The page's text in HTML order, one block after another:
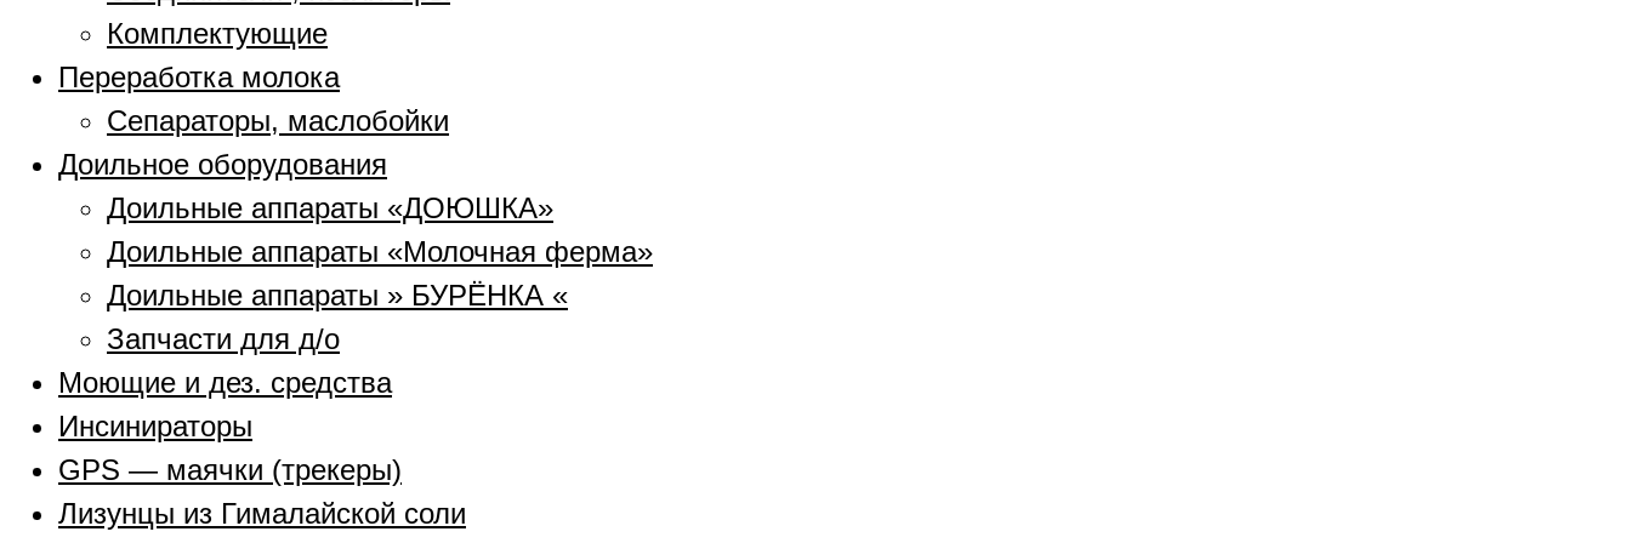
Комплектующие
Переработка молока
Сепараторы, маслобойки
Доильное оборудования
Доильные аппараты «ДОЮШКА»
Доильные аппараты «Молочная ферма»
Доильные аппараты » БУРЁНКА «
Запчасти для д/о
Моющие и дез. средства
Инсинираторы
GPS — маячки (трекеры)
Лизунцы из Гималайской соли